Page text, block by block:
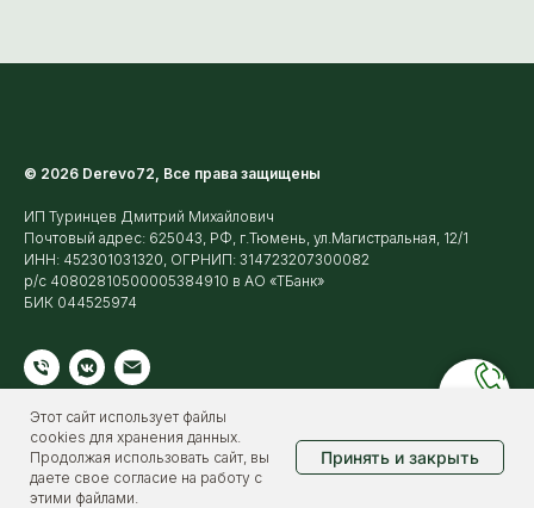
© 2026 Derevo72, Все права защищены
ИП Туринцев Дмитрий Михайлович
Почтовый адрес: 625043, РФ, г.Тюмень, ул.Магистральная, 12/1
ИНН: 452301031320, ОГРНИП: 314723207300082
р/с 40802810500005384910 в АО «ТБанк»
БИК 044525974
Этот сайт использует файлы
cookies для хранения данных.
Продолжая использовать сайт, вы
даете свое согласие на работу с
этими файлами.
Принять и закрыть